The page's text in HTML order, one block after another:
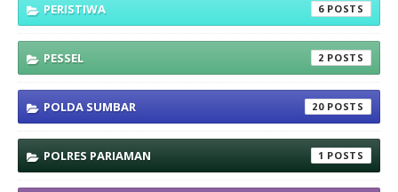
PERISTIWA 6
PESSEL 2
POLDA SUMBAR 20
POLRES PARIAMAN 1